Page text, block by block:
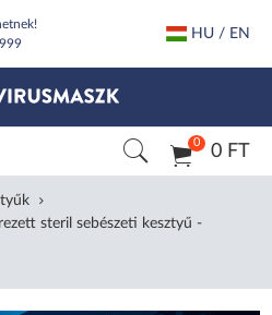
HU / EN
0 0 FT
steril sebészeti kesztyű -